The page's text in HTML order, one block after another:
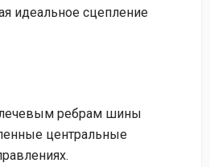
идеальное сцепление
ребрам шины
центральные